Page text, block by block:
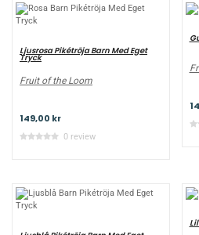
Ljusrosa Pikétröja Barn Med Eget
Tryck
Fruit of the Loom
149,00 kr
0 review